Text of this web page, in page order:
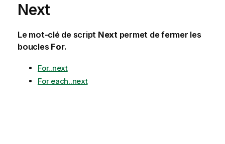
Next
Le mot-clé de script Nextpermet de fermer les
boucles For.
For..next
For each..next